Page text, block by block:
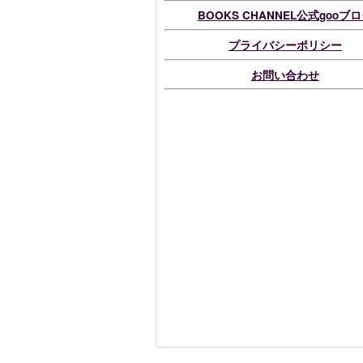
BOOKS CHANNEL公式gooブ
プライバシーポリシー
お問い合わせ